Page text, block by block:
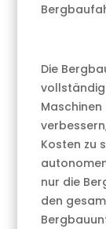
Die
Kosten zu
nur die
den